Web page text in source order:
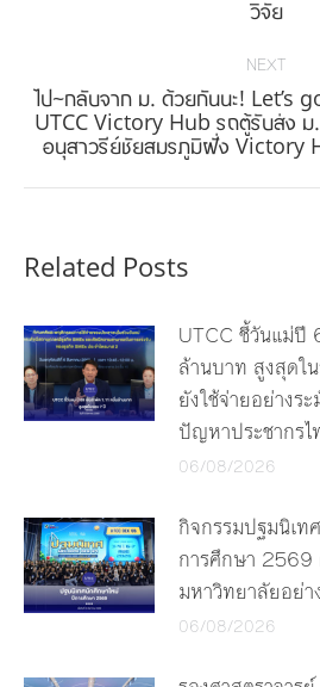
post:
วิจัย
NEXT
Next
post:
ไป~กลับจาก ม. ด้วยกันนะ! Let’s
UTCC Victory Hub รถตู้รับส่ง ม
อนุสาวรีย์ชัยสมรภูมิฝั่ง Victory
Related Posts
UTCC ชี้วันแม่ปี
ล้านบาท สูงสุดใ
ยังใช้จ่ายอย่างร
ปัญหาประชากรไ
06/08/2026
กิจกรรมปฐมนิเ
การศึกษา 2569
มหาวิทยาลัยอย่
06/08/2026